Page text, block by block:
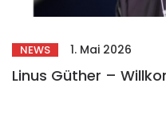
NEWS 1. Mai 2026
Linus Güther –